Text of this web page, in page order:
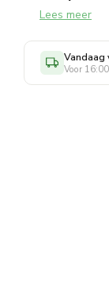
rood-wit-
Lees meer
Vandaag
Voor